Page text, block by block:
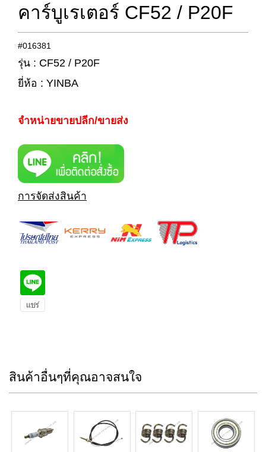
คาร์บูเรเตอร์ CF52 / P20F
#016381
รุ่น : CF52 / P20F
ยี่ห้อ : YINBA
จำหน่ายขายปลีก/ขายส่ง
การจัดส่งสินค้า
สินค้าอื่นๆที่คุณอาจสนใจ